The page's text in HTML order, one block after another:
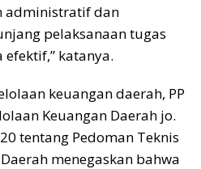
administratif dan
pelaksanaan tugas
efektif,” katanya.
keuangan daerah, PP
Keuangan Daerah jo.
tentang Pedoman Teknis
menegaskan bahwa